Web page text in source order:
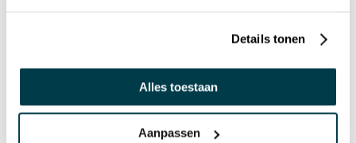
Details tonen
Alles toestaan
Aanpassen16725038